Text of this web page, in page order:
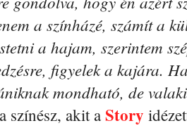
a színházé, számít a
a hajam, szerintem
figyelek a kajára.
mondható, de
színész, akit a Story